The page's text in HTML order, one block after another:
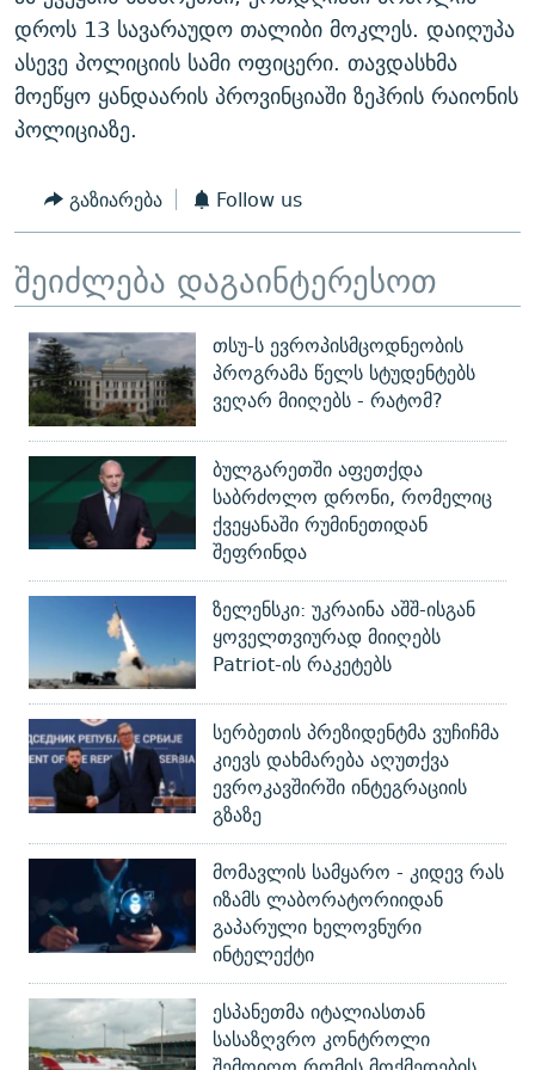
ᲛᲝᲚᲐᲞᲐᲠᲐᲙᲔ ᲢᲔᲥᲡᲢᲔᲑᲘ
ᲨᲘᲜ - ᲣᲪᲮᲝᲔᲗᲨᲘ
ᲚᲘᲢᲔᲠᲐᲢᲣᲠᲣᲚᲘ ᲬᲐᲮᲜᲐᲒᲔᲑᲘ
ᲐᲛᲔᲠᲘᲙᲣᲚᲘ ᲛᲝᲗᲮᲠᲝᲑᲐ
ᲘᲛᲞᲔᲠᲘᲐ ᲓᲐ ᲠᲐᲓᲘᲝ
ᲩᲔᲛᲘ ᲡᲘᲙᲕᲓᲘᲚᲘᲡ ᲛᲘᲖᲔᲖᲘᲐ COVID-19
11 ᲬᲔᲚᲘ - 11 ᲐᲛᲑᲐᲕᲘ
ᲡᲐᲞᲐᲠᲚᲐᲛᲔᲜᲢᲝ ᲐᲠᲩᲔᲕᲜᲔᲑᲘᲡ ᲘᲡᲢᲝᲠᲘᲐ
ᲑᲐᲕᲨᲕᲔᲑᲘ ᲞᲠᲝᲡᲢᲘᲢᲣᲪᲘᲐᲨᲘ - ᲐᲛᲝᲣᲗᲥᲛᲔᲚᲘ ᲐᲛᲑᲐᲕᲘ
5 ᲐᲛᲑᲐᲕᲘ - 20 ᲘᲕᲜᲘᲡᲡ ᲓᲐᲨᲐᲕᲔᲑᲣᲚᲔᲑᲘ
ᲐᲒᲕᲘᲡᲢᲝᲡ ᲝᲛᲘ
ПРИВЕТ ᲙᲣᲚᲢᲣᲠᲐ
ᲒᲐᲛᲝᲘᲬᲔᲠᲔ
რთე/რთ-ის ყველა საიტი
დროს 13 სავარაუდო თალიბი მოკლეს. დაიღუპა
ასევე პოლიციის სამი ოფიცერი. თავდასხმა
მოეწყო ყანდაარის პროვინციაში ზეჰრის რაიონის
პოლიციაზე.
გაზიარება Follow us
შეიძლება დაგაინტერესოთ
თსუ-ს ევროპისმცოდნეობის
პროგრამა წელს სტუდენტებს
ვეღარ მიიღებს - რატომ?
ბულგარეთში აფეთქდა
საბრძოლო დრონი, რომელიც
ქვეყანაში რუმინეთიდან
შეფრინდა
ზელენსკი: უკრაინა აშშ-ისგან
ყოველთვიურად მიიღებს
Patriot-ის რაკეტებს
სერბეთის პრეზიდენტმა ვუჩიჩმა
კიევს დახმარება აღუთქვა
ევროკავშირში ინტეგრაციის
გზაზე
მომავლის სამყარო - კიდევ რას
იზამს ლაბორატორიიდან
გაპარული ხელოვნური
ინტელექტი
ესპანეთმა იტალიასთან
სასაზღვრო კონტროლი